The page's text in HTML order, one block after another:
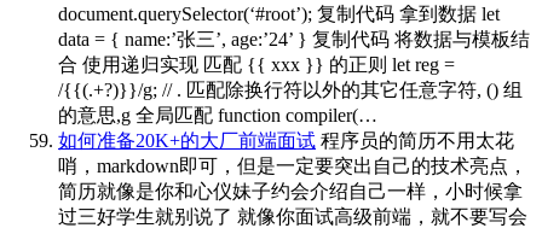
document.querySelector(‘#root’); 复制代码 拿到数据 let
data = { name:’张三’, age:’24’ } 复制代码 将数据与模板结
合 使用递归实现 匹配 {{ xxx }} 的正则 let reg =
/{{(.+?)}}/g; // . 匹配除换行符以外的其它任意字符, () 组
的意思,g 全局匹配 function compiler(…
如何准备20K+的大厂前端面试 程序员的简历不用太花
哨，markdown即可，但是一定要突出自己的技术亮点，
简历就像是你和心仪妹子约会介绍自己一样，小时候拿
过三好学生就别说了 就像你面试高级前端，就不要写会